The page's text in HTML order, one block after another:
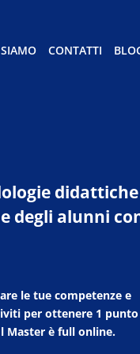
CONTATTI
didattiche
degli alunni
le tue competenze e
per ottenere 1
Master è full online.